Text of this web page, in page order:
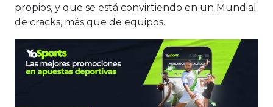
propios, y que se está convirtiendo en un Mundial
de cracks, más que de equipos.